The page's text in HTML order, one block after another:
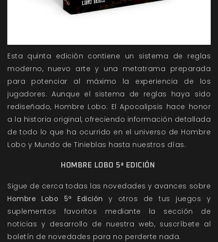
Esta quinta edición contiene un sistema de reglas
moderno, nuevo arte y una metatrama preparada
para potenciar al máximo la experiencia de los
jugadores. Aunque el sistema de reglas haya sido
rediseñado, Hombre Lobo: El Apocalipsis hace honor
a la historia original, ofreciendo información detallada
de todo lo que ha ocurrido en el universo de Hombre
Lobo y Mundo de Tinieblas hasta nuestros días.
HOMBRE LOBO 5ª EDICIÓN
Sigue de cerca todas las novedades y avances sobre
Hombre Lobo 5ª Edición
y otros de tus juegos y
suplementos favoritos mediante la sección de
noticias y desarrollo de nuestra web, suscríbete al
boletín de novedades para no perderte nada.